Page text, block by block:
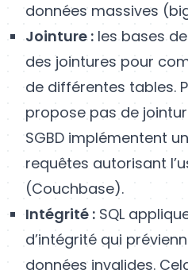
données massives
Jointure : les bases
des jointures pour
de différentes tables.
propose pas de
SGBD implémentent
requêtes autorisant
(Couchbase).
Intégrité : SQL
d’intégrité qui
données invalides.